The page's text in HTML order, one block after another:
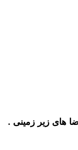
های زیر زمینی .